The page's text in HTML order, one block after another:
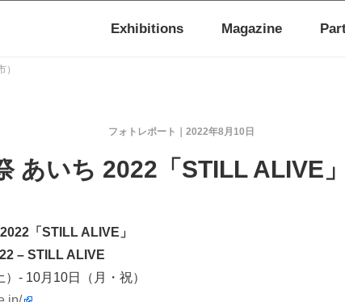
Exhibitions Magazine
2022年8月10日
フォトレポート
あいち 2022「STILL ALIVE」
「STILL ALIVE」
– STILL ALIVE
- 10月10日（月・祝）